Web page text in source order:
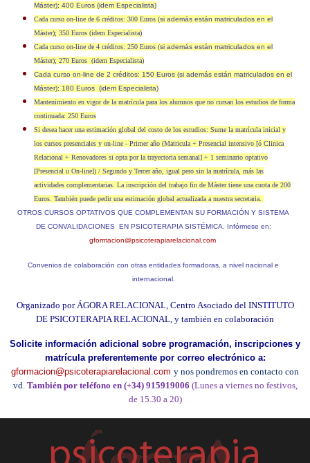
Máster); 400 Euros (idem Especialista)
Cada curso on-line de 6 créditos: 300 Euros (si además están matriculados en el
Máster); 350 Euros (idem Especialista)
Cada curso on-line de 4 créditos: 250 Euros (si además están matriculados en el
Máster); 270 Euros (idem Especialista)
Cada curso on-line de 2 créditos: 150 Euros (si además están matriculados en el
Máster); 180 Euros (idem Especialista)
Mantenimiento en vigor de la matrícula para los alumnos que no cursan los estudios de forma
continuada: 250 Euros
Si desea hacer una estimación global del costo de los estudios: Sume la matrícula inicial y
los cursos presenciales y on-line - Primer año (Matricula + Presencial intensivo [ó Clinica
Relacional + Renovadores si opta por la trayectoria semanal] + 1 seminario optativo
[Presencial u On-line]) / Segundo y Tercer año, igual pero sin la matrícula, más las
actividades complementarias. La inscripción del trabajo fin de Máster tiene una cuota de 200
Euros. También puede pedir una estimación global actualizada a nuestra secretaria.
OTROS CURSOS OPTATIVOS QUE COMPLEMENTAN SU FORMACIÓN Y SISTEMA
DE CONVALIDACIONES EN PSICOTERAPIA SISTÉMICA. Infórmese en:
gformacion@psicoterapiarelacional.com
Convenios de colaboración con otras entidades formadoras, a nivel nacional e
internacional.
Organizado por ÁGORA RELACIONAL, Centro Asociado del INSTITUTO
DE PSICOTERAPIA RELACIONAL, y también en colaboración
Solicite información adicional sobre programación, inscripciones y
matrícula preferentemente por correo electrónico a:
gformacion@psicoterapiarelacional.com y nos pondremos en contacto con
vd. Tambiénpor teléfono en (+34) 915919006 (Lunes a viernes no festivos,
de 15.30 a 20)